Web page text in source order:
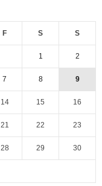
F S S
1 2
7 8 9
14 15 16
21 22 23
28 29 30